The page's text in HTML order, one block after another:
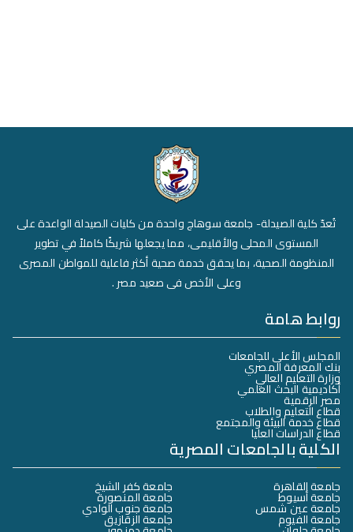
تُعدّ كلية الصيدلة- جامعة سوهاج واحدة من كليات الصيدلة الواعدة على
المستوى المحلى والأقليمى، مما يجعلها شريكًا كاملاً في تطوير
المنظومة الصحية، بما يحقق خدمة صحية أكثر فاعلية للمواطن المصرى
وعلى الأخص فى صعيد مصر .
روابط هامة
المجلس الأعلى للجامعات
بنك المعرفة المصري
وزارة التعليم العالي
أكاديمية البحث العلمي
مصر الرقمية
قطاع التعليم والطلاب
قطاع خدمة البيئة والمجتمع
قطاع الدراسات العليا
الكلية بالجامعات المصرية
جامعة القاهرة
جامعة أسيوط
جامعة عين شمس
جامعة الفيوم
جامعة كفر الشيخ
جامعة المنصورة
جامعة جنوب الوادي
جامعة الزقازيق